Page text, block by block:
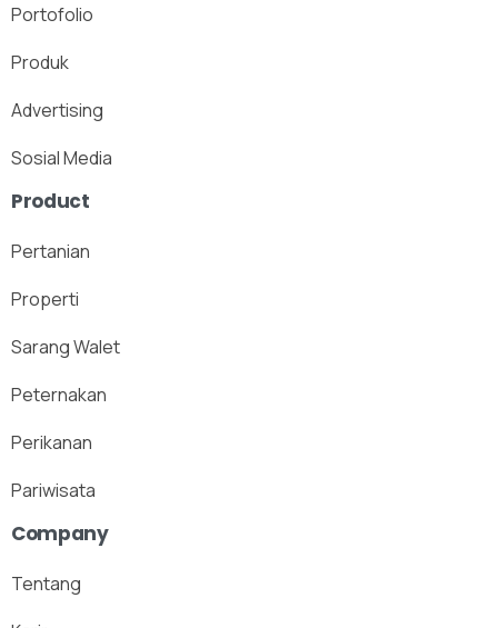
Portofolio
Produk
Advertising
Sosial Media
Product
Pertanian
Properti
Sarang Walet
Peternakan
Perikanan
Pariwisata
Company
Tentang